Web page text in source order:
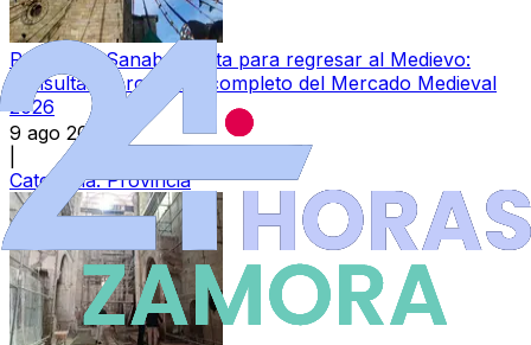
Puebla de Sanabria, lista para regresar al Medievo:
consulta el programa completo del Mercado Medieval
2026
9 ago 2026
Categoría:Provincia